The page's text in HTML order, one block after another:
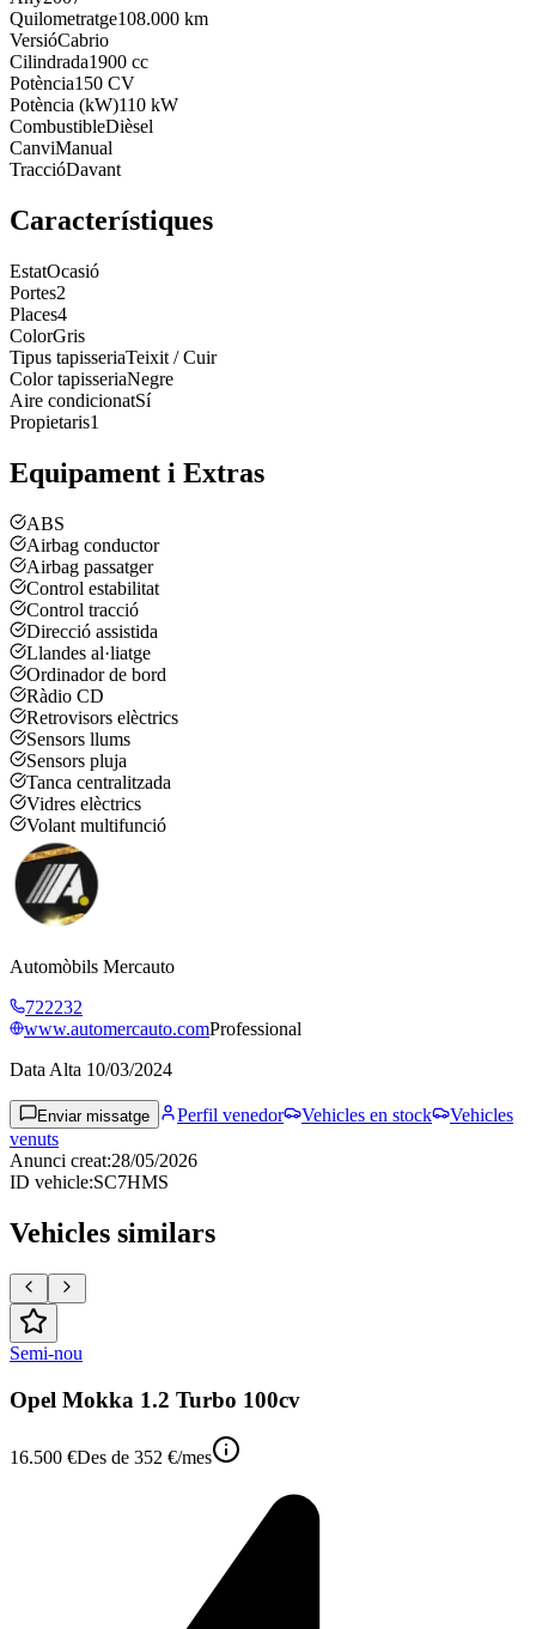
Quilometratge108.000 km
VersióCabrio
Cilindrada1900 cc
Potència150 CV
Potència (kW)110 kW
CombustibleDièsel
CanviManual
TraccióDavant
Característiques
EstatOcasió
Portes2
Places4
ColorGris
Tipus tapisseriaTeixit / Cuir
Color tapisseriaNegre
Aire condicionatSí
Propietaris1
Equipament i Extras
ABS
Airbag conductor
Airbag passatger
Control estabilitat
Control tracció
Direcció assistida
Llandes al·liatge
Ordinador de bord
Ràdio CD
Retrovisors elèctrics
Sensors llums
Sensors pluja
Tanca centralitzada
Vidres elèctrics
Volant multifunció
Automòbils Mercauto
722232
www.automercauto.comProfessional
Data Alta 10/03/2024
Enviar missatge Perfil venedor Vehicles en stock
Vehicles
venuts
Anunci creat:28/05/2026
ID vehicle:SC7HMS
Vehicles similars
Semi-nou
Opel Mokka 1.2 Turbo 100cv
16.500 €Des de 352 €/mes